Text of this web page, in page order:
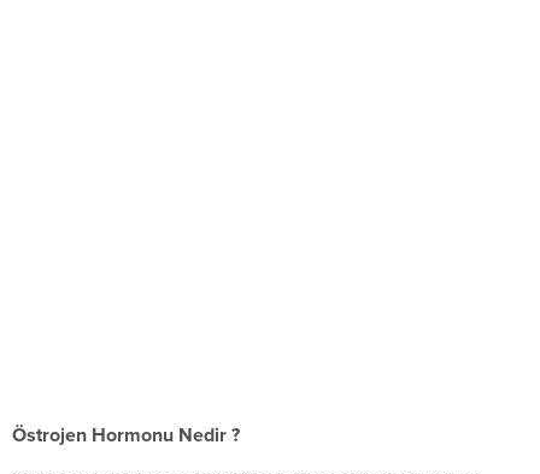
Östrojen Hormonu Nedir ?